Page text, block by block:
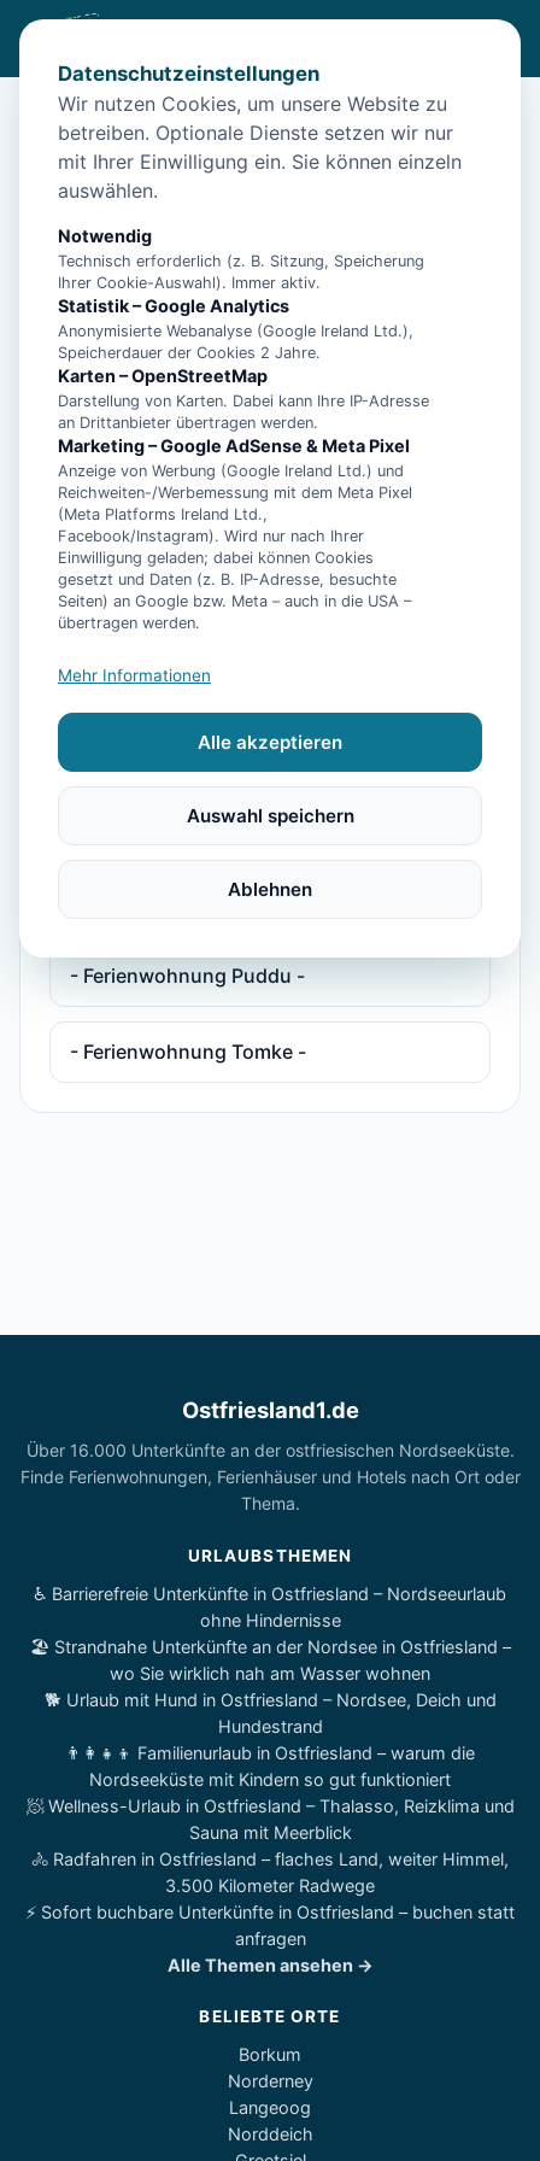
Diese Unterkunft ist aktuell nicht
buchbar
Unterkünfte in der Nähe
Ferienwohnung Dünenrose
Norddeicher Perle 2
- Ferienhaus Bühler Quetsch -
- Ferienhaus Pelikan -
- Ferienhaus Plesse -
- Ferienwohnung Deichkind -
- Ferienwohnung Maja -
- Ferienwohnung Muschelweg 9a/2 -
- Ferienwohnung Puddu -
- Ferienwohnung Tomke -
Ostfriesland1.de
Über 16.000 Unterkünfte an der ostfriesischen Nordseeküste.
Finde Ferienwohnungen, Ferienhäuser und Hotels nach Ort oder
Thema.
URLAUBSTHEMEN
♿ Barrierefreie Unterkünfte in Ostfriesland – Nordseeurlaub
ohne Hindernisse
🏖️ Strandnahe Unterkünfte an der Nordsee in Ostfriesland –
wo Sie wirklich nah am Wasser wohnen
🐕 Urlaub mit Hund in Ostfriesland – Nordsee, Deich und
Hundestrand
👨‍👩‍👧‍👦 Familienurlaub in Ostfriesland – warum die
Nordseeküste mit Kindern so gut funktioniert
🧖 Wellness-Urlaub in Ostfriesland – Thalasso, Reizklima und
Sauna mit Meerblick
🚴 Radfahren in Ostfriesland – flaches Land, weiter Himmel,
3.500 Kilometer Radwege
⚡ Sofort buchbare Unterkünfte in Ostfriesland – buchen statt
anfragen
Alle Themen ansehen →
BELIEBTE ORTE
Borkum
Norderney
Langeoog
Norddeich
Datenschutzeinstellungen
Wir nutzen Cookies, um unsere Website zu
betreiben. Optionale Dienste setzen wir nur
mit Ihrer Einwilligung ein. Sie können einzeln
auswählen.
Notwendig
Technisch erforderlich (z. B. Sitzung, Speicherung
Ihrer Cookie-Auswahl). Immer aktiv.
Statistik – Google Analytics
Anonymisierte Webanalyse (Google Ireland Ltd.),
Speicherdauer der Cookies 2 Jahre.
Karten – OpenStreetMap
Darstellung von Karten. Dabei kann Ihre IP-Adresse
an Drittanbieter übertragen werden.
Marketing – Google AdSense & Meta Pixel
Anzeige von Werbung (Google Ireland Ltd.) und
Reichweiten-/Werbemessung mit dem Meta Pixel
(Meta Platforms Ireland Ltd.,
Facebook/Instagram). Wird nur nach Ihrer
Einwilligung geladen; dabei können Cookies
gesetzt und Daten (z. B. IP-Adresse, besuchte
Seiten) an Google bzw. Meta – auch in die USA –
übertragen werden.
Mehr Informationen
Alle akzeptieren
Auswahl speichern
Ablehnen